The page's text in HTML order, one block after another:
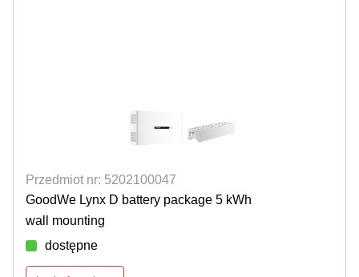
Przedmiot nr: 5202100047
GoodWe Lynx D battery package 5 kWh
wall mounting
dostępne